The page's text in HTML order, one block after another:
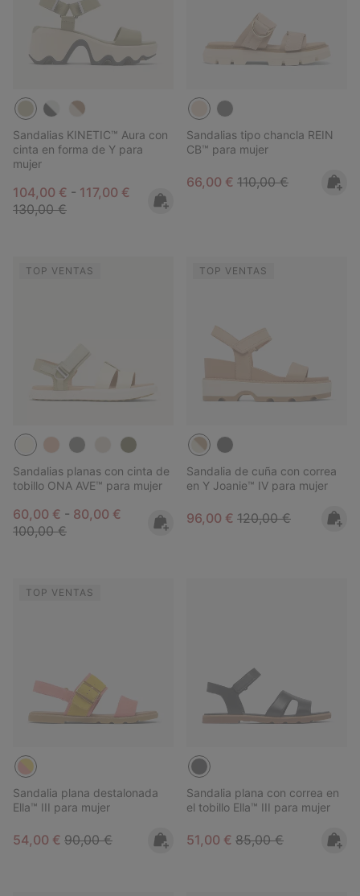
Sandalias KINETIC™ Aura con
cinta en forma de Y para
mujer
Minimum sale price:
104,00 € - Maximum sale price:
117,00 € Regular price:
130,00 €
Sandalias tipo chancla REIN
CB™ para mujer
Sale price:
66,00 € Regular price:
110,00 €
TOP VENTAS
Sandalias planas con cinta de
tobillo ONA AVE™ para mujer
Minimum sale price:
60,00 € - Maximum sale price:
80,00 € Regular price:
100,00 €
TOP VENTAS
Sandalia de cuña con correa
en Y Joanie™ IV para mujer
Sale price:
96,00 € Regular price:
120,00 €
TOP VENTAS
Sandalia plana destalonada
Ella™ III para mujer
Sale price:
54,00 € Regular price:
90,00 €
Sandalia plana con correa en
el tobillo Ella™ III para mujer
Sale price:
51,00 € Regular price:
85,00 €